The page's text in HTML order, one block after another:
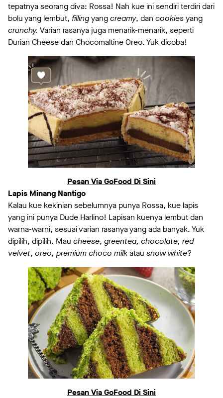
tepatnya seorang diva: Rossa! Nah kue ini sendiri terdiri dari
bolu yang lembut, fillingyangcreamy, dan cookiesyang
crunchy. Varian rasanya juga menarik-menarik, seperti
Durian Cheese dan Chocomaltine Oreo. Yuk dicoba!
Pesan Via GoFood Di Sini
Lapis Minang Nantigo
Kalau kue kekinian sebelumnya punya Rossa, kue lapis
yang ini punya Dude Harlino! Lapisan kuenya lembut dan
warna-warni, sesuai varian rasanya yang ada banyak. Yuk
dipilih, dipilih. Mau cheese, greentea, chocolate, red
velvet, oreo, premium choco milkatau snow white?
Pesan Via GoFood Di Sini